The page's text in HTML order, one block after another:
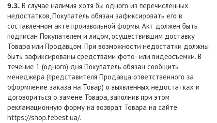
9.3. В случае наличия хотя бы одного из перечисленных
недостатков, Покупатель обязан зафиксировать его в
составленном акте произвольной формы. Акт должен быть
подписан Покупателем и лицом, осуществившим доставку
Товара или Продавцом. При возможности недостатки должны
быть зафиксированы средствами фото- или видеосъемки. В
течение 1 (одного) дня Покупатель обязан сообщить
менеджера (представителя Продавца ответственного за
оформление заказа на Товар) о выявленных недостатках и
договориться о замене Товара, заполнив при этом
рекламационную форму на возврат Товара на сайте
https://shop.febest.ua/.